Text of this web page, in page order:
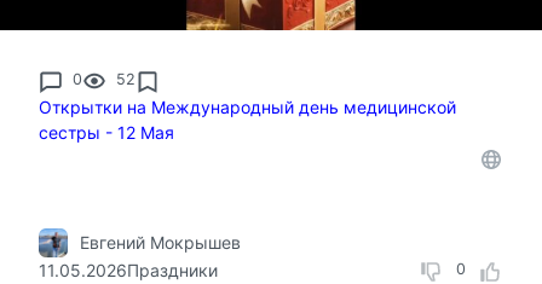
0 52
Открытки на Международный день медицинской
сестры - 12 Мая
0
Евгений Мокрышев
11.05.2026Праздники